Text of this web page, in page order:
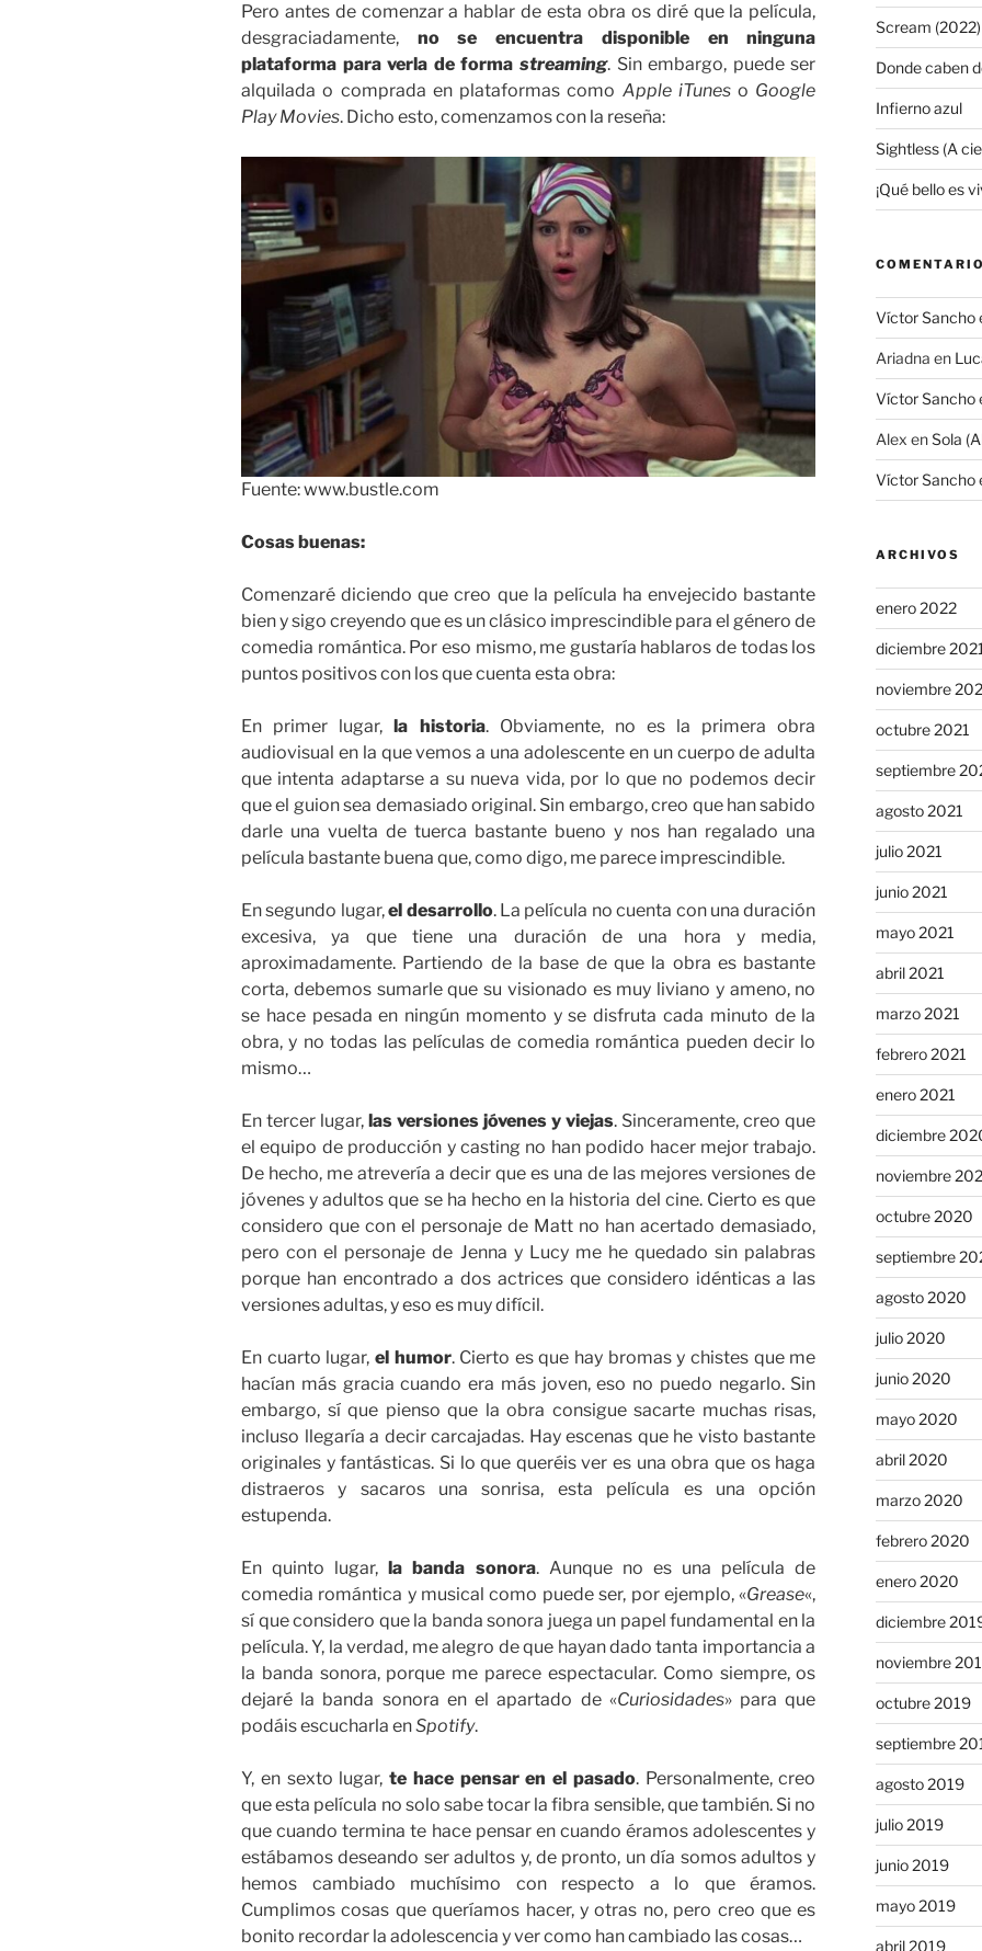
Pero antes de comenzar a hablar de esta obra os diré que la película,
desgraciadamente, no se encuentra disponible en ninguna
plataforma para verla de forma streaming. Sin embargo, puede ser
alquilada o comprada en plataformas como Apple iTuneso Google
Play Movies. Dicho esto, comenzamos con la reseña:
Fuente: www.bustle.com
Cosas buenas:
Comenzaré diciendo que creo que la película ha envejecido bastante
bien y sigo creyendo que es un clásico imprescindible para el género de
comedia romántica. Por eso mismo, me gustaría hablaros de todas los
puntos positivos con los que cuenta esta obra:
En primer lugar, la historia. Obviamente, no es la primera obra
audiovisual en la que vemos a una adolescente en un cuerpo de adulta
que intenta adaptarse a su nueva vida, por lo que no podemos decir
que el guion sea demasiado original. Sin embargo, creo que han sabido
darle una vuelta de tuerca bastante bueno y nos han regalado una
película bastante buena que, como digo, me parece imprescindible.
En segundo lugar,el desarrollo. La película no cuenta con una duración
excesiva, ya que tiene una duración de una hora y media,
aproximadamente. Partiendo de la base de que la obra es bastante
corta, debemos sumarle que su visionado es muy liviano y ameno, no
se hace pesada en ningún momento y se disfruta cada minuto de la
obra, y no todas las películas de comedia romántica pueden decir lo
mismo…
En tercer lugar, las versiones jóvenes y viejas. Sinceramente, creo que
el equipo de producción y casting no han podido hacer mejor trabajo.
De hecho, me atrevería a decir que es una de las mejores versiones de
jóvenes y adultos que se ha hecho en la historia del cine. Cierto es que
considero que con el personaje de Matt no han acertado demasiado,
pero con el personaje de Jenna y Lucy me he quedado sin palabras
porque han encontrado a dos actrices que considero idénticas a las
versiones adultas, y eso es muy difícil.
En cuarto lugar, el humor. Cierto es que hay bromas y chistes que me
hacían más gracia cuando era más joven, eso no puedo negarlo. Sin
embargo, sí que pienso que la obra consigue sacarte muchas risas,
incluso llegaría a decir carcajadas. Hay escenas que he visto bastante
originales y fantásticas. Si lo que queréis ver es una obra que os haga
distraeros y sacaros una sonrisa, esta película es una opción
estupenda.
En quinto lugar, la banda sonora. Aunque no es una película de
comedia romántica y musical como puede ser, por ejemplo, «Grease«,
sí que considero que la banda sonora juega un papel fundamental en la
película. Y, la verdad, me alegro de que hayan dado tanta importancia a
la banda sonora, porque me parece espectacular. Como siempre, os
dejaré la banda sonora en el apartado de «Curiosidades» para que
podáis escucharla enSpotify.
Y, en sexto lugar,te hace pensar en el pasado. Personalmente, creo
que esta película no solo sabe tocar la fibra sensible, que también. Si no
que cuando termina te hace pensar en cuando éramos adolescentes y
estábamos deseando ser adultos y, de pronto, un día somos adultos y
hemos cambiado muchísimo con respecto a lo que éramos.
Cumplimos cosas que queríamos hacer, y otras no, pero creo que es
bonito recordar la adolescencia y ver como han cambiado las cosas…
Scream (2022)
Donde caben
Infierno azul
Sightless (A
¡Qué bello es
Víctor Sancho
Ariadna en
Víctor Sancho
Alex enSola
Víctor Sancho
ARCHIVOS
enero 2022
diciembre 2021
noviembre
octubre 2021
septiembre
agosto 2021
julio 2021
junio 2021
mayo 2021
abril 2021
marzo 2021
febrero 2021
enero 2021
diciembre
noviembre
octubre 2020
septiembre
agosto 2020
julio 2020
junio 2020
mayo 2020
abril 2020
marzo 2020
febrero 2020
enero 2020
diciembre
noviembre
octubre 2019
septiembre
agosto 2019
julio 2019
junio 2019
mayo 2019
abril 2019